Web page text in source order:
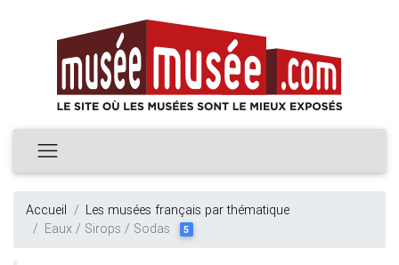
Accueil
Les musées français par thématique
Eaux / Sirops / Sodas
5